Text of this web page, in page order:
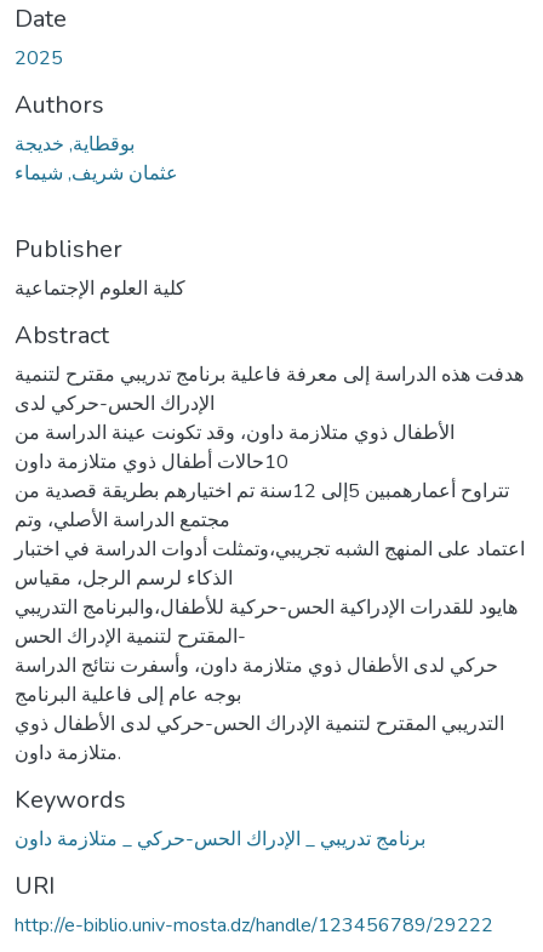
Date
2025
Authors
بوقطاية, خديجة
عثمان شريف, شيماء
Publisher
كلية العلوم الإجتماعية
Abstract
هدفت هذه الدراسة إلى معرفة فاعلية برنامج تدريبي مقترح لتنمية
الإدراك الحس-حركي لدى
الأطفال ذوي متلازمة داون، وقد تكونت عينة الدراسة من
10حالات أطفال ذوي متلازمة داون
تتراوح أعمارهمبين 5إلى 12سنة تم اختيارهم بطريقة قصدية من
مجتمع الدراسة الأصلي، وتم
اعتماد على المنهج الشبه تجريبي،وتمثلت أدوات الدراسة في اختبار
الذكاء لرسم الرجل، مقياس
هايود للقدرات الإدراكية الحس-حركية للأطفال،والبرنامج التدريبي
المقترح لتنمية الإدراك الحس-
حركي لدى الأطفال ذوي متلازمة داون، وأسفرت نتائج الدراسة
بوجه عام إلى فاعلية البرنامج
التدريبي المقترح لتنمية الإدراك الحس-حركي لدى الأطفال ذوي
متلازمة داون.
Keywords
برنامج تدريبي _ الإدراك الحس-حركي _ متلازمة داون
URI
http://e-biblio.univ-mosta.dz/handle/123456789/29222